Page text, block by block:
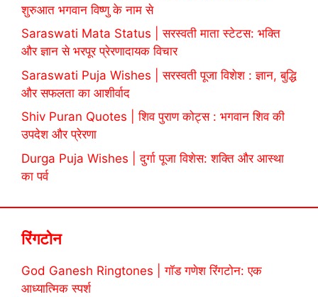
शुरुआत भगवान विष्णु के नाम से
Saraswati Mata Status | सरस्वती माता स्टेटस: भक्ति
और ज्ञान से भरपूर प्रेरणादायक विचार
Saraswati Puja Wishes | सरस्वती पूजा विशेश : ज्ञान, बुद्धि
और सफलता का आशीर्वाद
Shiv Puran Quotes | शिव पुराण कोट्स : भगवान शिव की
उपदेश और प्रेरणा
Durga Puja Wishes | दुर्गा पूजा विशेस: शक्ति और आस्था
का पर्व
रिंगटोन
God Ganesh Ringtones | गॉड गणेश रिंगटोन: एक
आध्यात्मिक स्पर्श